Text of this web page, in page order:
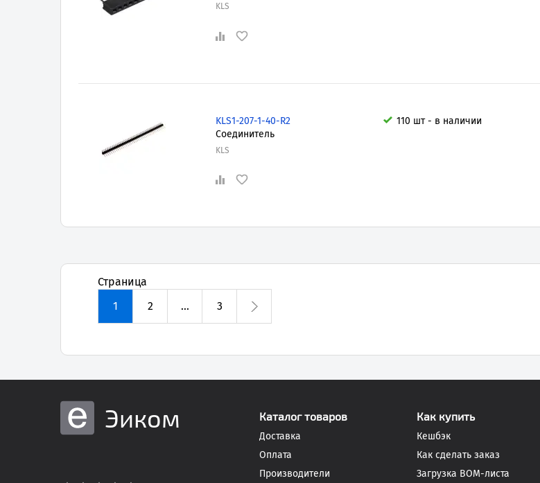
KLS
KLS1-207-1-40-R2
Соединитель
KLS
110 шт - в наличии
Страница
1
2 ... 3
Эиком Каталог товаров
Доставка
Оплата
Производители
Как купить
Кешбэк
Как сделать заказ
Загрузка BOM-листа